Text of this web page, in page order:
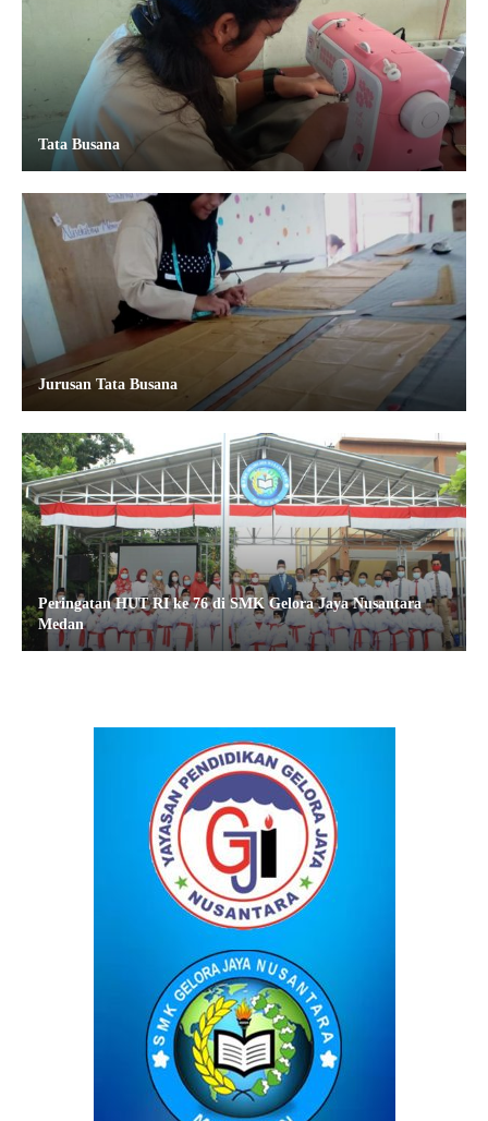
Tata Busana
Jurusan Tata Busana
Peringatan HUT RI ke 76 di SMK Gelora Jaya Nusantara
Medan